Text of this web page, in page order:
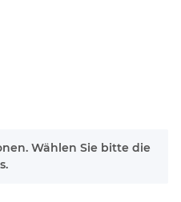
Wählen Sie bitte die